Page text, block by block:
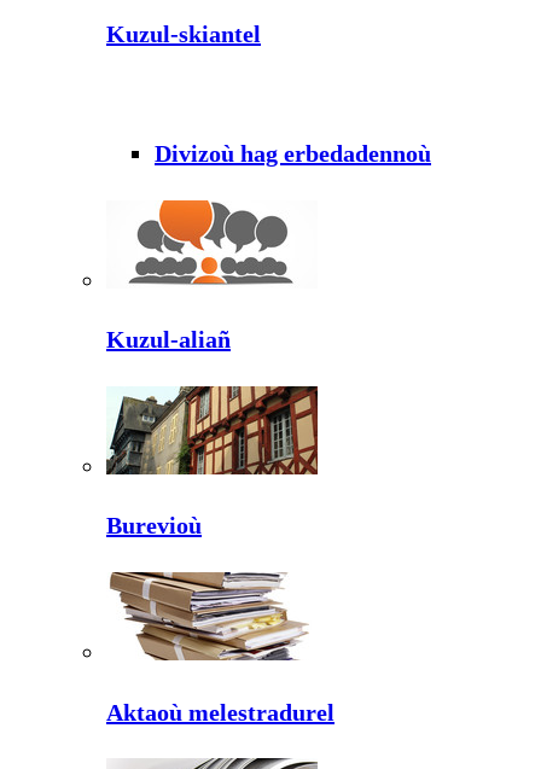
Kuzul-skiantel
Divizoù hag erbedadennoù
Kuzul-aliañ
Burevioù
Aktaoù melestradurel